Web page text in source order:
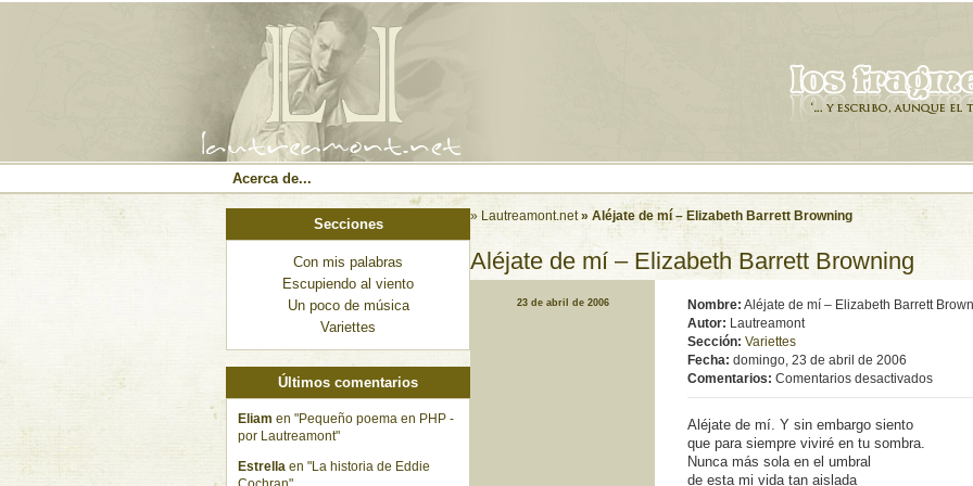
Acerca de...
» Lautreamont.net » Aléjate de mí­ – Elizabeth Barrett Browning
Aléjate de mí­ – Elizabeth Barrett Browning
23 de abril de 2006 Nombre: Aléjate de mí­ – Elizabeth Barrett
Autor: Lautreamont
Sección: Variettes
Fecha: domingo, 23 de abril de 2006
Comentarios: Comentarios desactivadosen
Aléjate
Aléjate de mí­. Y sin embargo siento
que para siempre viviré en tu sombra.
Nunca más sola en el umbral
de esta mi vida tan aislada
Secciones
Con mis palabras
Escupiendo al viento
Un poco de música
Variettes
Últimos comentarios
Eliam en "Pequeño poema en PHP -
por Lautreamont"
Estrella en "La historia de Eddie